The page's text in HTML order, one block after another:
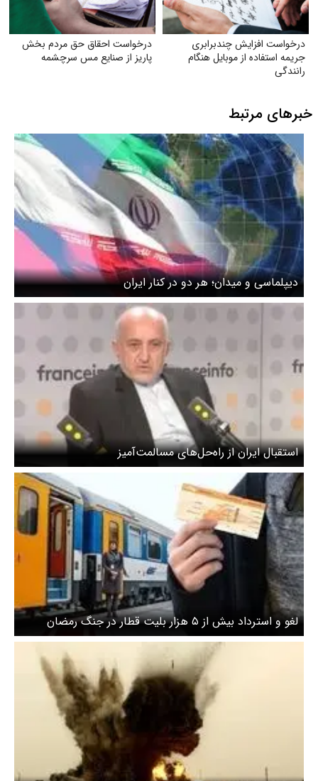
درخواست افزایش چندبرابری
جریمه استفاده از موبایل هنگام
رانندگی
درخواست احقاق حق مردم بخش
پاریز از صنایع مس سرچشمه
خبرهای مرتبط
دیپلماسی و میدان؛ هر دو در کنار ایران
استقبال ایران از راه‌حل‌های مسالمت‌آمیز
لغو و استرداد بیش از ۵ هزار بلیت قطار در جنگ رمضان